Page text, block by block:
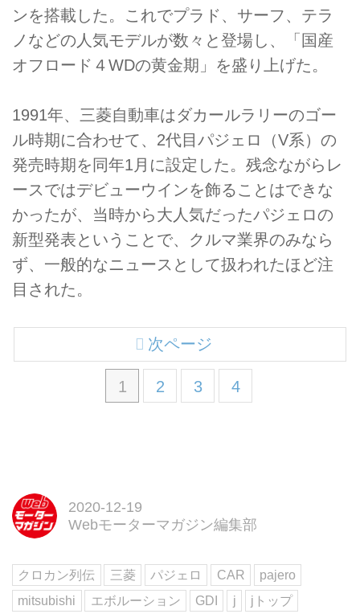
ンを搭載した。これでプラド、サーフ、テラ
ノなどの人気モデルが数々と登場し、「国産
オフロード４WDの黄金期」を盛り上げた。
1991年、三菱自動車はダカールラリーのゴー
ル時期に合わせて、2代目パジェロ（V系）の
発売時期を同年1月に設定した。残念ながらレ
ースではデビューウインを飾ることはできな
かったが、当時から大人気だったパジェロの
新型発表ということで、クルマ業界のみなら
ず、一般的なニュースとして扱われたほど注
目された。
1 2 3 4
次ページ
2020-12-19
Webモーターマガジン編集部
クロカン列伝 三菱 パジェロ CAR
pajero
mitsubishi
エボルーション GDI j jトップ